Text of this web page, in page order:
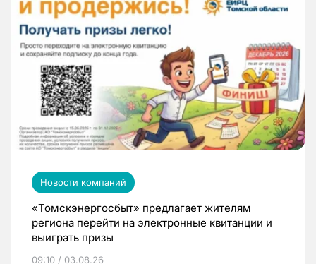
Новости компаний
«Томскэнергосбыт» предлагает жителям
региона перейти на электронные квитанции и
выиграть призы
09:10 / 03.08.26